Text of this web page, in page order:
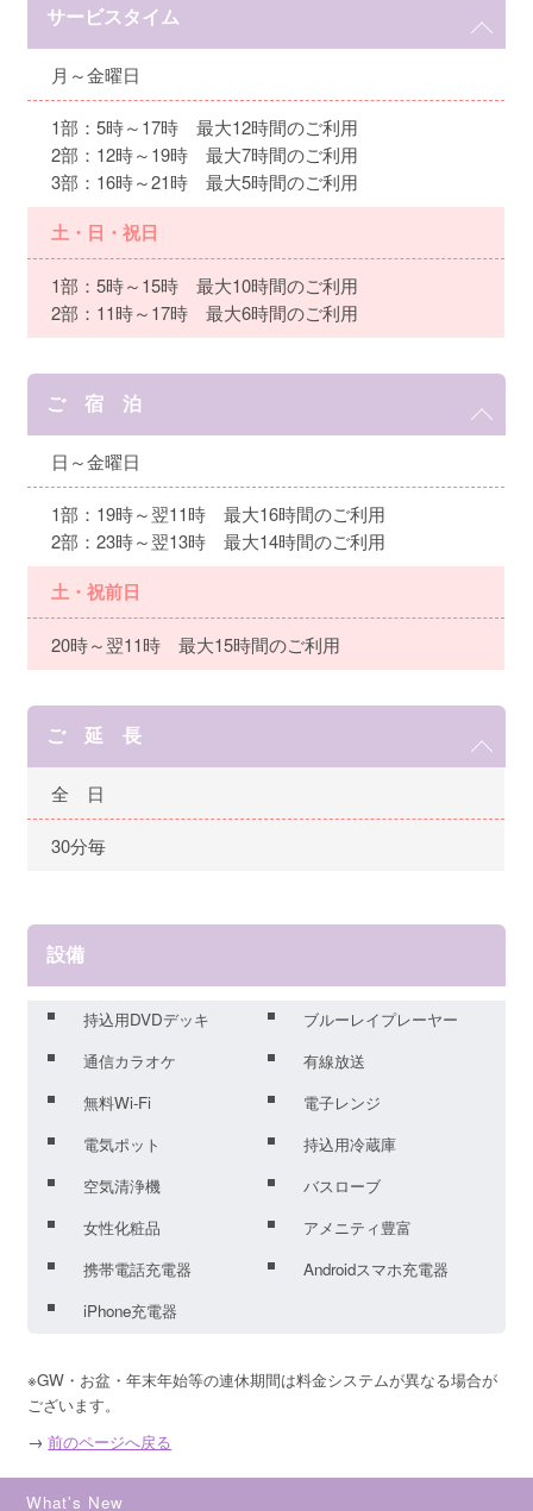
サービスタイム
月～金曜日
1部：5時～17時 最大12時間のご利用
2部：12時～19時 最大7時間のご利用
3部：16時～21時 最大5時間のご利用
土・日・祝日
1部：5時～15時 最大10時間のご利用
2部：11時～17時 最大6時間のご利用
ご 宿 泊
日～金曜日
1部：19時～翌11時 最大16時間のご利用
2部：23時～翌13時 最大14時間のご利用
土・祝前日
20時～翌11時 最大15時間のご利用
ご 延 長
全 日
30分毎
設備
持込用DVDデッキ
ブルーレイプレーヤー
通信カラオケ
有線放送
無料Wi-Fi
電子レンジ
電気ポット
持込用冷蔵庫
空気清浄機
バスローブ
女性化粧品
アメニティ豊富
携帯電話充電器
Androidスマホ充電器
iPhone充電器
※GW・お盆・年末年始等の連休期間は料金システムが異なる場合が
ございます。
→ 前のページへ戻る
What's New